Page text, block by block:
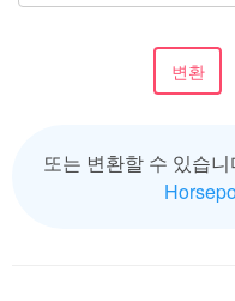
또는 변환할 수 있습니